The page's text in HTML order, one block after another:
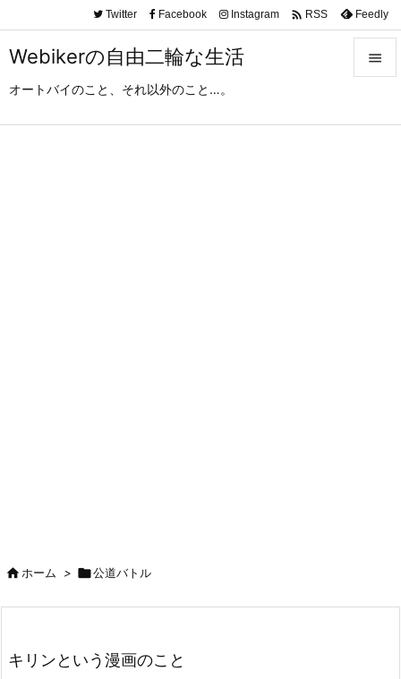
Webikerの自由二輪な生活
オートバイのこと、それ以外のこと…。

Twitter Facebook Instagram  RSS Feedly
ホーム > 公道バトル
キリンという漫画のこと